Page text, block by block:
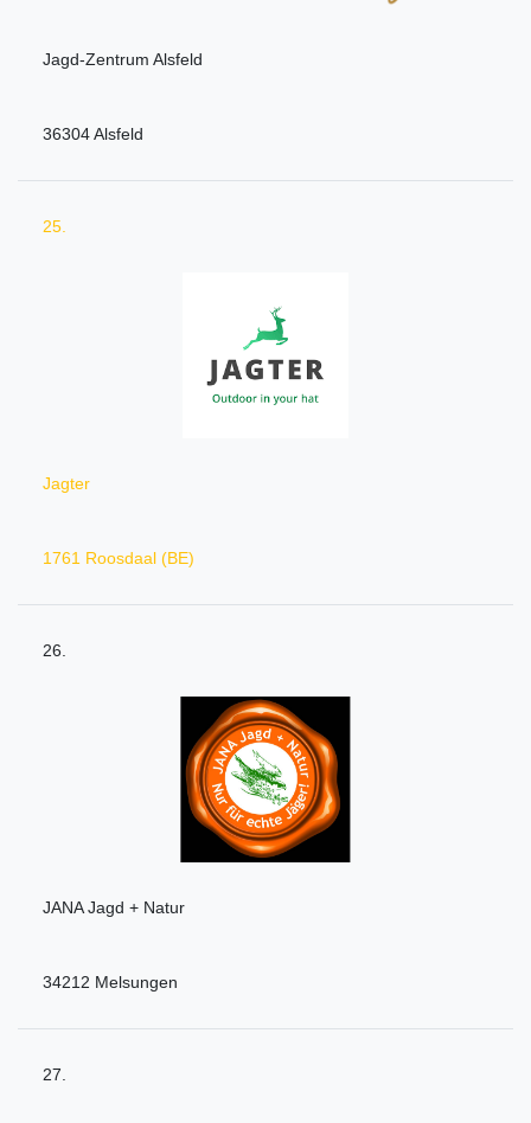
Jagd-Zentrum Alsfeld
36304 Alsfeld
25.
Jagter
1761 Roosdaal (BE)
26.
JANA Jagd + Natur
34212 Melsungen
27.